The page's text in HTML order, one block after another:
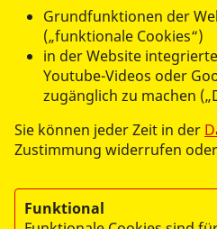
© 2026 ASB Jura
Impressum
Datenschutz
Grundfunktionen der
(„funktionale Cookies“)
in der Website
Youtube-Videos oder
zugänglich zu machen
Sie können jeder Zeit in der
Zustimmung widerrufen
Funktional